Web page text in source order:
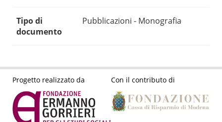
Tipo di
documento
Pubblicazioni - Monografia
Progetto realizzato da Con il contributo di